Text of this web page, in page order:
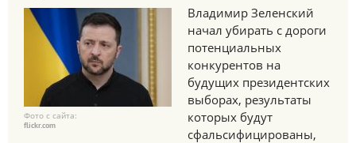
Фото с сайта:
flickr.com
Владимир Зеленский
начал убирать с дороги
потенциальных
конкурентов на
будущих президентских
выборах, результаты
которых будут
сфальсифицированы,